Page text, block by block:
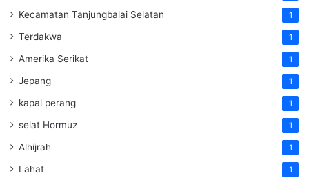
Kecamatan Tanjungbalai Selatan 1
Terdakwa 1
Amerika Serikat 1
Jepang 1
kapal perang 1
selat Hormuz 1
Alhijrah 1
Lahat 1